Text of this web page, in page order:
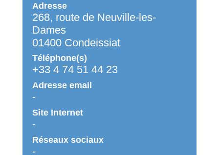
31
Adresse
268, route de Neuville-les-
Dames
01400 Condeissiat
Téléphone(s)
+33 4 74 51 44 23
Adresse email
-
Site Internet
-
Réseaux sociaux
-